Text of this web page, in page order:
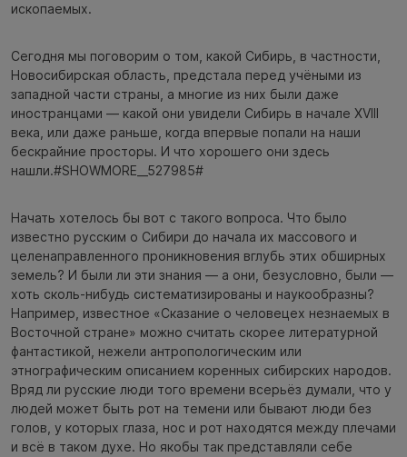
ископаемых.
Сегодня мы поговорим о том, какой Сибирь, в частности,
Новосибирская область, предстала перед учёными из
западной части страны, а многие из них были даже
иностранцами — какой они увидели Сибирь в начале XVIII
века, или даже раньше, когда впервые попали на наши
бескрайние просторы. И что хорошего они здесь
нашли.#SHOWMORE__527985#
Начать хотелось бы вот с такого вопроса. Что было
известно русским о Сибири до начала их массового и
целенаправленного проникновения вглубь этих обширных
земель? И были ли эти знания — а они, безусловно, были —
хоть сколь-нибудь систематизированы и наукообразны?
Например, известное «Сказание о человецех незнаемых в
Восточной стране» можно считать скорее литературной
фантастикой, нежели антропологическим или
этнографическим описанием коренных сибирских народов.
Вряд ли русские люди того времени всерьёз думали, что у
людей может быть рот на темени или бывают люди без
голов, у которых глаза, нос и рот находятся между плечами
и всё в таком духе. Но якобы так представляли себе